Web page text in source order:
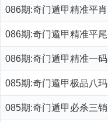
086期:奇门遁甲精准平肖
086期:奇门遁甲精准平尾
086期:奇门遁甲精准一码
085期:奇门遁甲极品八玛
085期:奇门遁甲必杀三销